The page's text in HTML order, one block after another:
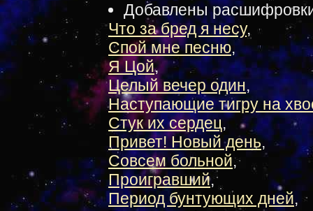
Добавлены
Что за бред я несу,
Спой мне песню,
Я Цой,
Целый вечер один,
Наступающие тигру на
Стук их сердец,
Привет! Новый день,
Совсем больной,
Проигравший,
Период бунтующих дней,